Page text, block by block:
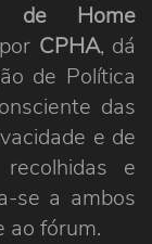
de Home
CPHA, dá
de Política
das
e de
e
se a ambos
ao fórum.